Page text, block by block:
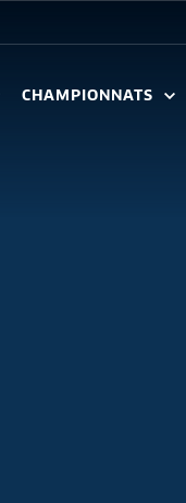
CHAMPIONNATS